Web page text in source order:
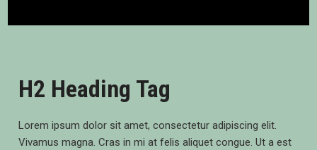
H2 Heading Tag
Lorem ipsum dolor sit amet, consectetur adipiscing elit.
Vivamus magna. Cras in mi at felis aliquet congue. Ut a est